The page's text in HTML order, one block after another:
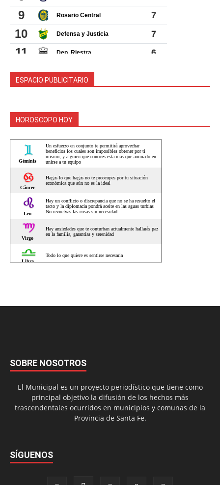
ESPACIO PUBLICITARIO
HOROSCOPO HOY
SOBRE NOSOTROS
El Municipal es un proyecto periodístico que tiene como
principal objetivo la difusión de los hechos más
trascendentales ocurridos en municipios y comunas de la
Provincia de Santa Fe.
SÍGUENOS